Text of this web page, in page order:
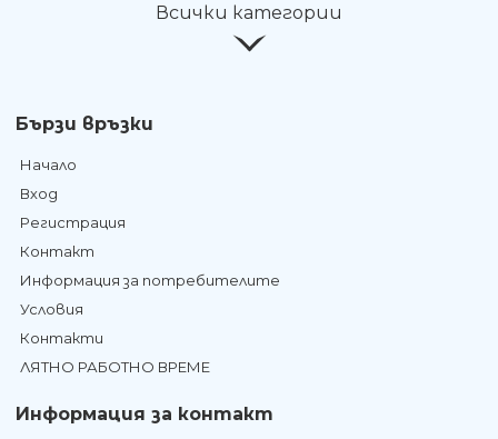
Всички категории
Бързи връзки
Начало
Вход
Регистрация
Контакт
Информация за потребителите
Условия
Контакти
ЛЯТНО РАБОТНО ВРЕМЕ
Информация за контакт